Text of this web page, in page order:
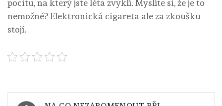
pocitu, na který jste léta zvyklí. Myslíte si, že je to
nemožné? Elektronická cigareta ale za zkoušku
stojí.